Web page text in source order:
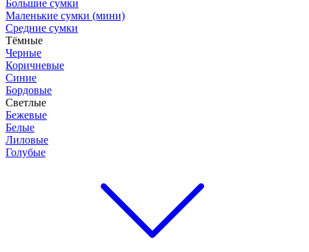
Большие сумки
Маленькие сумки (мини)
Средние сумки
Тёмные
Черные
Коричневые
Синие
Бордовые
Светлые
Бежевые
Белые
Лиловые
Голубые